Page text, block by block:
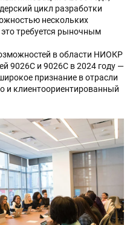
цикл разработки
нескольких
требуется рыночным
в области НИОКР
9026C и 9026C в 2024 году —
признание в отрасли
и клиентоориентированный